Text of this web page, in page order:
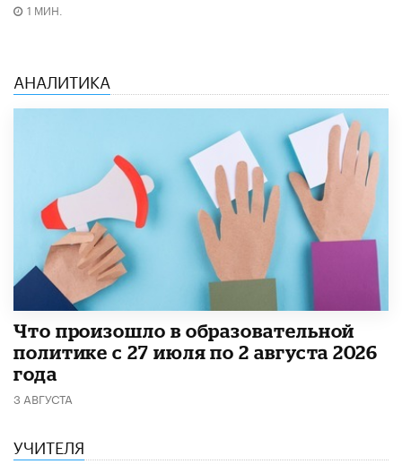
1 МИН.
АНАЛИТИКА
​Что произошло в образовательной
политике с 27 июля по 2 августа 2026
года
3 АВГУСТА
УЧИТЕЛЯ